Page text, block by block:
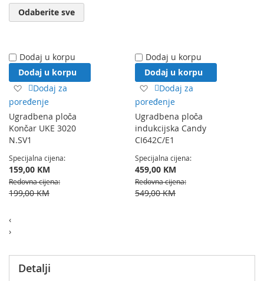
Odaberite sve
Dodaj u korpu
Dodaj u korpu
Dodaj
na
listu
želja
Dodaj za
poređenje
Ugradbena ploča
Končar UKE 3020
N.SV1
Specijalna cijena
159,00 KM
Redovna cijena
199,00 KM
Dodaj u korpu
Dodaj u korpu
Dodaj
na
listu
želja
Dodaj za
poređenje
Ugradbena ploča
indukcijska Candy
CI642C/E1
Specijalna cijena
459,00 KM
Redovna cijena
549,00 KM
‹
›
Detalji